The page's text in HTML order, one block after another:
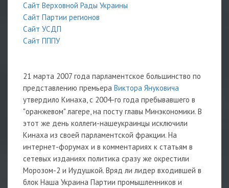
Сайт Верховной Рады Украины
Сайт Партии регионов
Сайт УСДП
Сайт ПППУ
21 марта 2007 года парламентское большинство по
представлению премьера Виктора Януковича
утвердило Кинаха, с 2004-го года пребывавшего в
"оранжевом" лагере, на посту главы Минэкономики. В
этот же день коллеги-нашеукраинцы исключили
Кинаха из своей парламентской фракции. На
интернет-форумах и в комментариях к статьям в
сетевых изданиях политика сразу же окрестили
Морозом-2 и Иудушкой. Вряд ли лидер входившей в
блок Наша Украина Партии промышленников и